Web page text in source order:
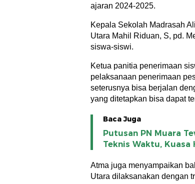
ajaran 2024-2025.
Kepala Sekolah Madrasah
Utara Mahil Riduan, S, pd.
siswa-siswi.
Ketua panitia penerimaan
pelaksanaan penerimaan
seterusnya bisa berjalan
yang ditetapkan bisa dapat
Baca Juga
Putusan PN Muara
Teknis Waktu,
Atma juga menyampaikan
Utara dilaksanakan dengan